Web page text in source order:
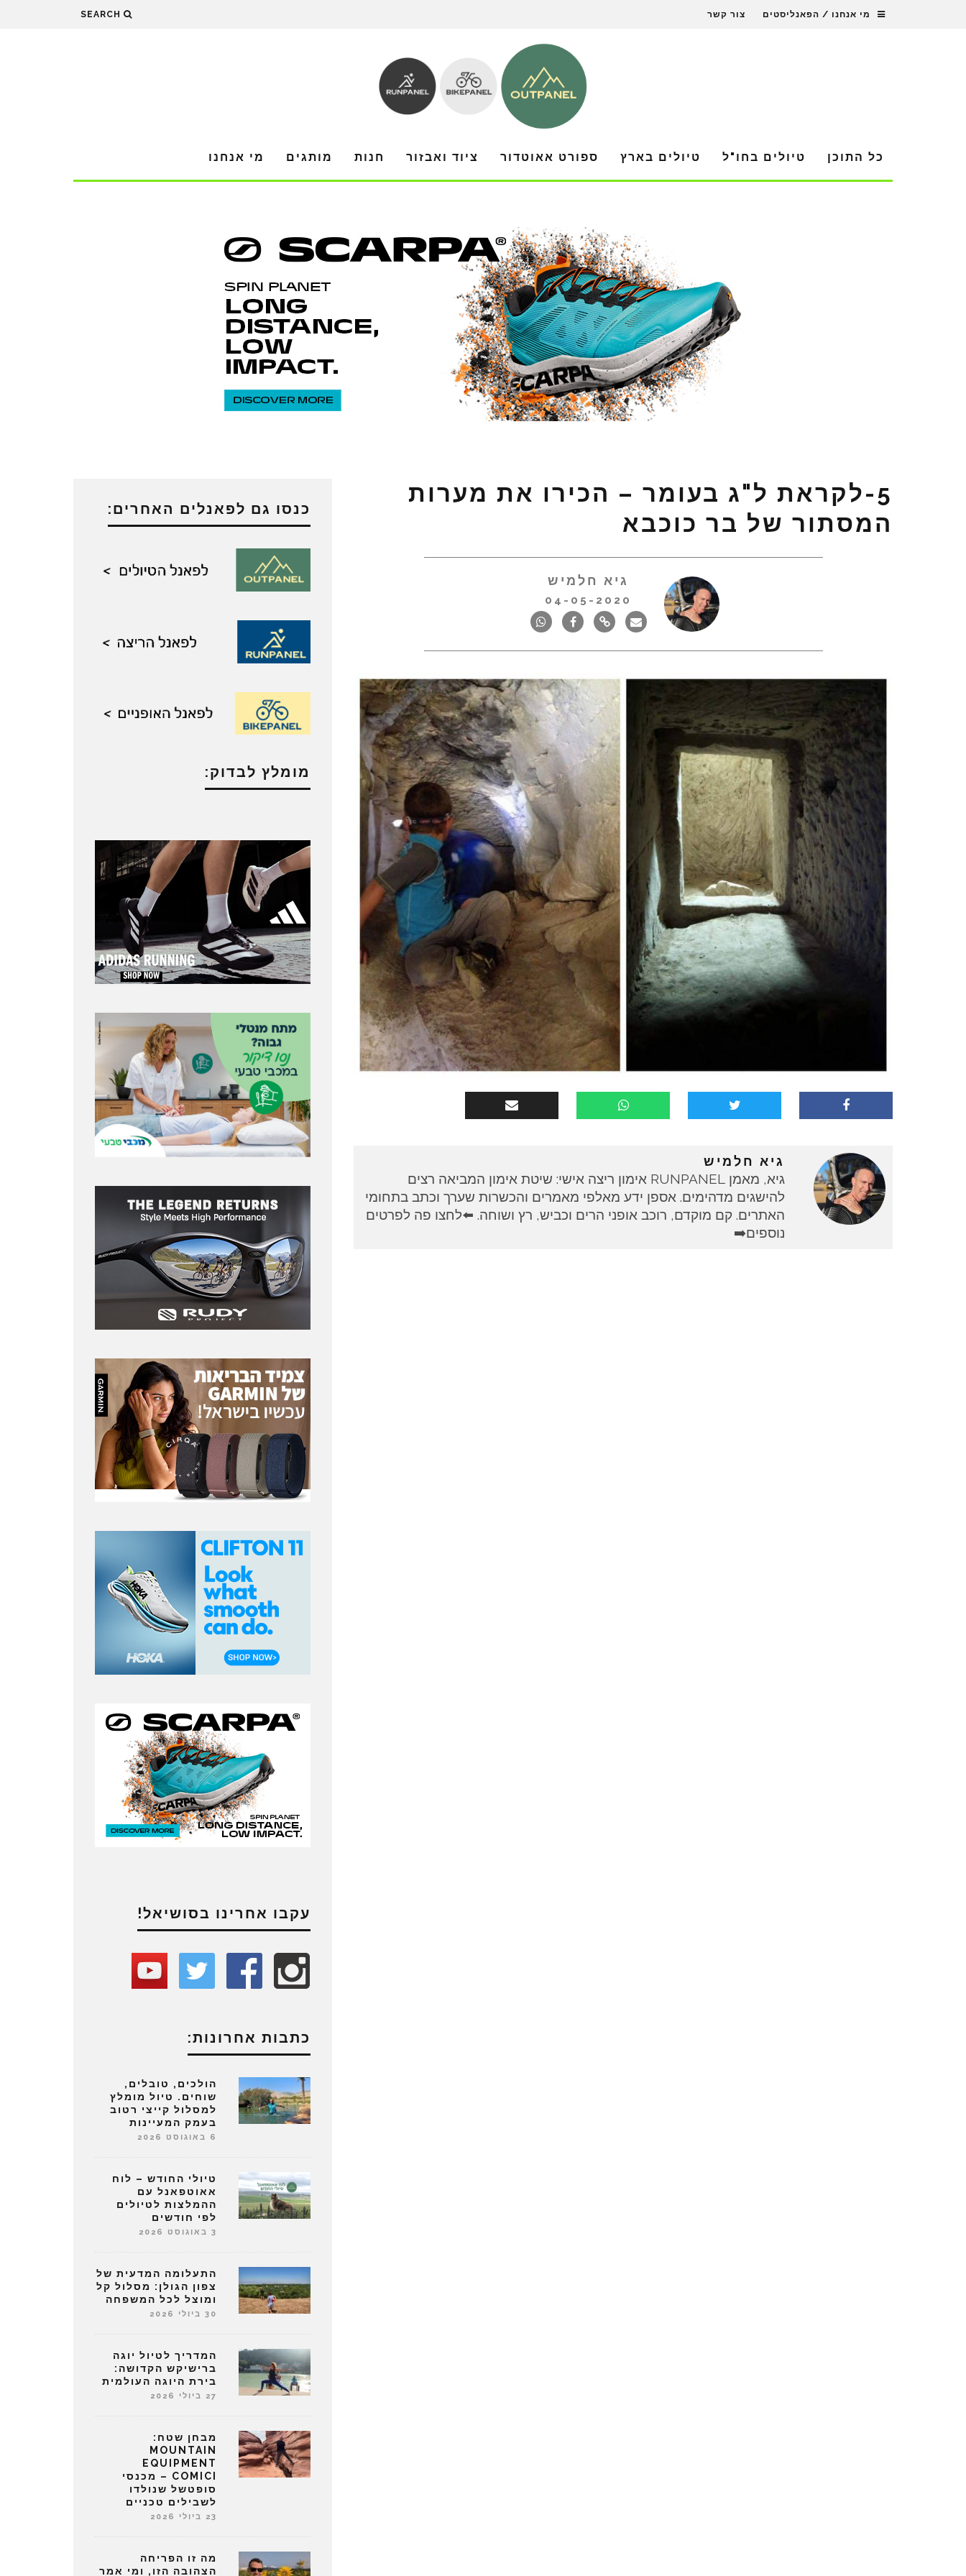
מי אנחנו / הפאנליסטים צור קשר SEARCH
כל התוכן טיולים בחו"ל טיולים בארץ ספורט אאוטדור ציוד ואבזור חנות מותגים מי אנחנו
5-לקראת ל"ג בעומר – הכירו את מערות
המסתור של בר כוכבא
גיא חלמיש
04-05-2020
גיא חלמיש
גיא, מאמן RUNPANEL אימון ריצה אישי: שיטת אימון המביאה רצים
להישגים מדהימים. אספן ידע מאלפי מאמרים והכשרות שערך וכתב בתחומי
האתרים. קם מוקדם, רוכב אופני הרים וכביש, רץ ושוחה. ⬅️לחצו פה לפרטים
נוספים➡️
כנסו גם לפאנלים האחרים:
מומלץ לבדוק:
עקבו אחרינו בסושיאל!
כתבות אחרונות:
הולכים, טובלים,
שוחים. טיול מומלץ
למסלול קייצי רטוב
בעמק המעיינות
6 באוגוסט 2026
טיולי החודש – לוח
אאוטפאנל עם
ההמלצות לטיולים
לפי חודשים
3 באוגוסט 2026
התעלומה המדעית של
צפון הגולן: מסלול קל
ומוצל לכל המשפחה
30 ביולי 2026
המדריך לטיול יוגה
ברישיקש הקדושה:
בירת היוגה העולמית
27 ביולי 2026
מבחן שטח:
MOUNTAIN
EQUIPMENT
COMICI – מכנסי
סופטשל שנולדו
לשבילים טכניים
23 ביולי 2026
מה זו הפריחה
הצהובה הזו, ומי אמר